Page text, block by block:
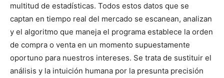
multitud de estadísticas. Todos estos datos que se
captan en tiempo real del mercado se escanean, analizan
y el algoritmo que maneja el programa establece la orden
de compra o venta en un momento supuestamente
oportuno para nuestros intereses. Se trata de sustituir el
análisis y la intuición humana por la presunta precisión